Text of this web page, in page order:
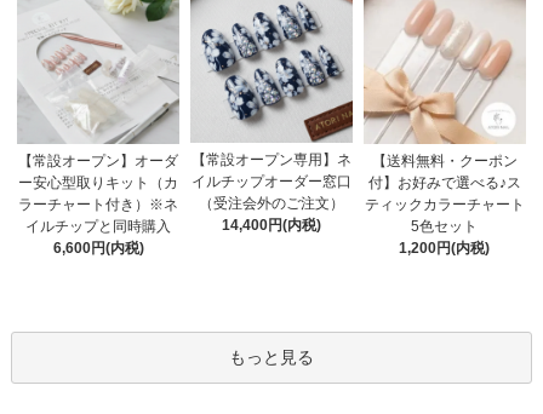
【常設オープン】オーダ
ー安心型取りキット（カ
ラーチャート付き）※ネ
イルチップと同時購入
6,600円(内税)
【常設オープン専用】ネ
イルチップオーダー窓口
（受注会外のご注文）
14,400円(内税)
【送料無料・クーポン
付】お好みで選べる♪ス
ティックカラーチャート
5色セット
1,200円(内税)
もっと見る